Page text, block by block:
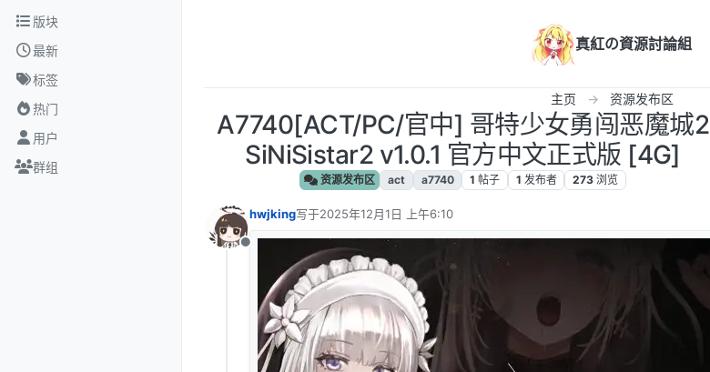
跳转至内容
版块
最新
标签
热门
用户
群组
真紅の資源討論組
主页 资源发布区
A7740[ACT/PC/官中] 哥特少女勇闯恶魔城2
SiNiSistar2 v1.0.1 官方中文正式版 [4G]
资源发布区 act a7740 1 帖子 1 发布者 273 浏览
离线
hwjking写于2025年12月1日 上午6:10
最后由 编辑